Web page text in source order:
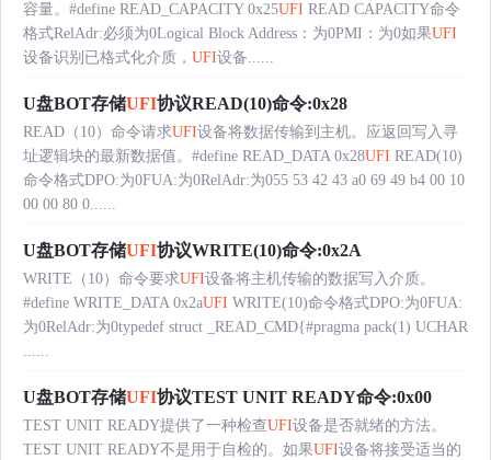
容量。#define READ_CAPACITY 0x25UFI READ CAPACITY命令
格式RelAdr:必须为0Logical Block Address：为0PMI：为0如果UFI
设备识别已格式化介质， UFI设备......
U盘BOT存储UFI协议READ(10)命令:0x28
READ（10）命令请求UFI设备将数据传输到主机。应返回写入寻
址逻辑块的最新数据值。#define READ_DATA 0x28UFI READ(10)
命令格式DPO:为0FUA:为0RelAdr:为055 53 42 43 a0 69 49 b4 00 10
00 00 80 0......
U盘BOT存储UFI协议WRITE(10)命令:0x2A
WRITE（10）命令要求UFI设备将主机传输的数据写入介质。
#define WRITE_DATA 0x2aUFI WRITE(10)命令格式DPO:为0FUA:
为0RelAdr:为0typedef struct _READ_CMD{#pragma pack(1) UCHAR
......
U盘BOT存储UFI协议TEST UNIT READY命令:0x00
TEST UNIT READY提供了一种检查UFI设备是否就绪的方法。
TEST UNIT READY不是用于自检的。如果UFI设备将接受适当的